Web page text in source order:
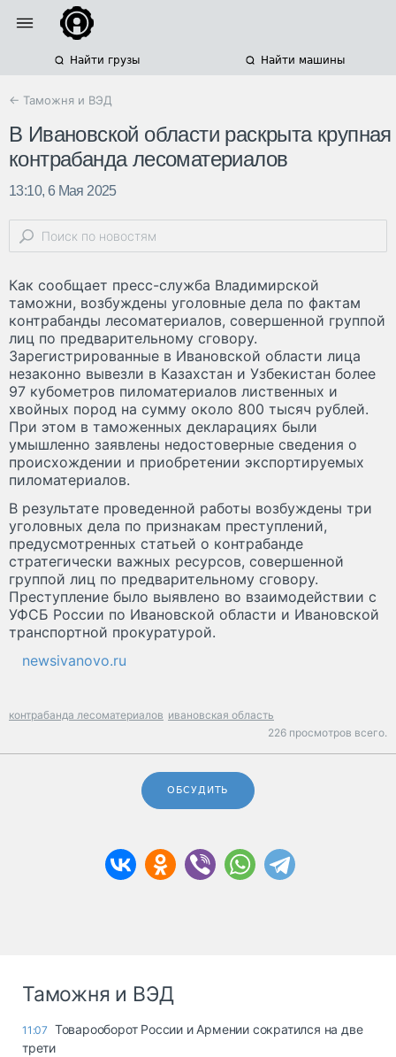
Найти грузы Найти машины
← Таможня и ВЭД
В Ивановской области раскрыта крупная
контрабанда лесоматериалов
13:10, 6 Мая 2025
Как сообщает пресс-служба Владимирской
таможни, возбуждены уголовные дела по фактам
контрабанды лесоматериалов, совершенной группой
лиц по предварительному сговору.
Зарегистрированные в Ивановской области лица
незаконно вывезли в Казахстан и Узбекистан более
97 кубометров пиломатериалов лиственных и
хвойных пород на сумму около 800 тысяч рублей.
При этом в таможенных декларациях были
умышленно заявлены недостоверные сведения о
происхождении и приобретении экспортируемых
пиломатериалов.
В результате проведенной работы возбуждены три
уголовных дела по признакам преступлений,
предусмотренных статьей о контрабанде
стратегически важных ресурсов, совершенной
группой лиц по предварительному сговору.
Преступление было выявлено во взаимодействии с
УФСБ России по Ивановской области и Ивановской
транспортной прокуратурой.
newsivanovo.ru
контрабанда лесоматериалов ивановская область
226 просмотров всего.
ОБСУДИТЬ
Таможня и ВЭД
11:07 Товарооборот России и Армении сократился на две
трети